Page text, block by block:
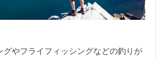
グやフライフィッシングなどの釣りが